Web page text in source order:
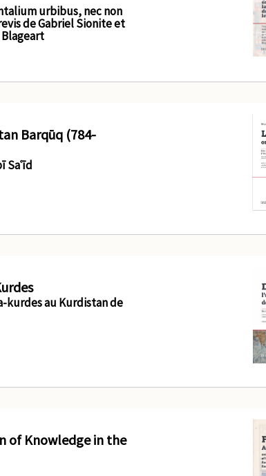
urbibus, nec non
de Gabriel Sionite et
Barqūq (784-
Saʿīd
kurdes au Kurdistan de
of Knowledge in the